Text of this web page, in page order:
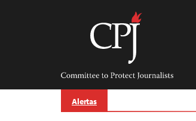
Committee
Protect
Journalists
Alertas